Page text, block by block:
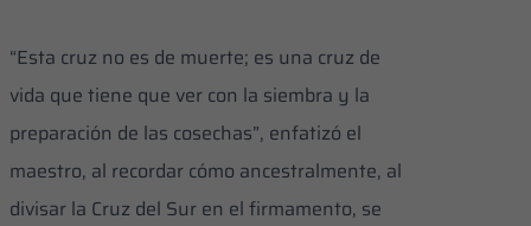
“Esta cruz no es de muerte; es una cruz de
vida que tiene que ver con la siembra y la
preparación de las cosechas”, enfatizó el
maestro, al recordar cómo ancestralmente, al
divisar la Cruz del Sur en el firmamento, se